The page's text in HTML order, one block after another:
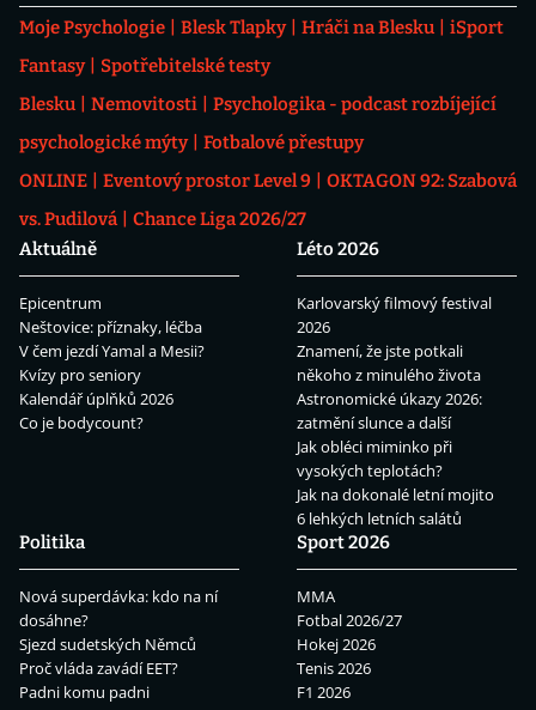
Moje Psychologie Blesk Tlapky Hráči na Blesku
iSport
Fantasy
Spotřebitelské testy
Blesku
Nemovitosti
Psychologika - podcast rozbíjející
psychologické mýty
Fotbalové přestupy
ONLINE
Eventový prostor Level 9
OKTAGON 92: Szabová
vs. Pudilová
Chance Liga 2026/27
Aktuálně
Epicentrum
Neštovice: příznaky, léčba
V čem jezdí Yamal a Mesii?
Kvízy pro seniory
Kalendář úplňků 2026
Co je bodycount?
Léto 2026
Karlovarský filmový festival
2026
Znamení, že jste potkali
někoho z minulého života
Astronomické úkazy 2026:
zatmění slunce a další
Jak obléci miminko při
vysokých teplotách?
Jak na dokonalé letní mojito
6 lehkých letních salátů
Politika
Nová superdávka: kdo na ní
dosáhne?
Sjezd sudetských Němců
Proč vláda zavádí EET?
Padni komu padni
Sport 2026
MMA
Fotbal 2026/27
Hokej 2026
Tenis 2026
F1 2026